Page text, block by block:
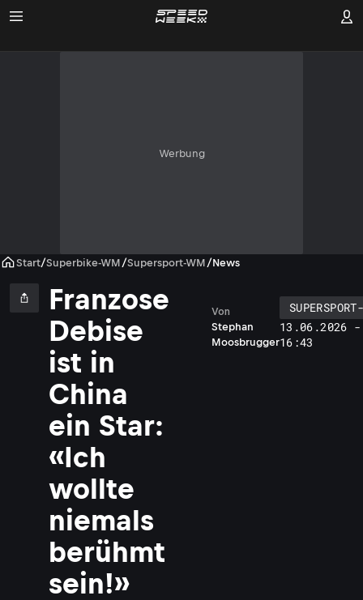
Werbung
Start/Superbike-WM /Supersport-WM /News
Franzose
Debise
ist in
China
ein Star:
«Ich
wollte
niemals
berühmt
sein!»
Stephan
Moosbrugger
Von
SUPERSPORT-
13.06.2026 -
16:43